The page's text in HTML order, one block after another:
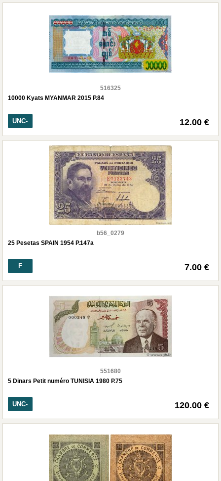
516325
10000 Kyats MYANMAR 2015 P.84
UNC- 12.00 €
b56_0279
25 Pesetas SPAIN 1954 P.147a
F 7.00 €
551680
5 Dinars Petit numéro TUNISIA 1980 P.75
UNC- 120.00 €